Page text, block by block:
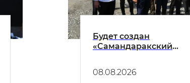
Будет создан
«Самандаракский
08.08.2026